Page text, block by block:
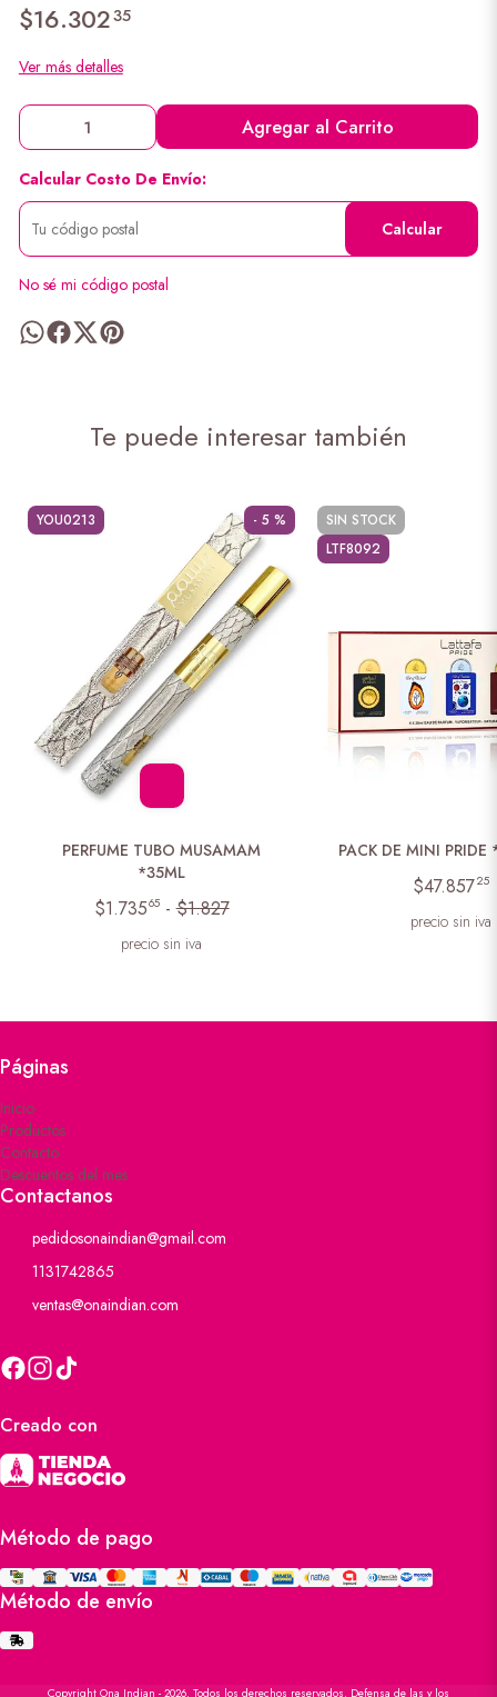
$16.30235
Ver más detalles
Agregar al Carrito
Calcular Costo De Envío:
Calcular
No sé mi código postal
Te puede interesar también
YOU0213 - 5 %
PERFUME TUBO MUSAMAM
*35ML
$1.73565 - $1.827
precio sin iva
SIN STOCK
LTF8092
PACK DE MINI
$47.85725
precio sin iva
Páginas
Inicio
Productos
Contacto
Descuentos del mes
Contactanos
pedidosonaindian@gmail.com
1131742865
ventas@onaindian.com
Creado con
Método de pago
Método de envío
Copyright Ona Indian - 2026. Todos los derechos reservados. Defensa de las y los